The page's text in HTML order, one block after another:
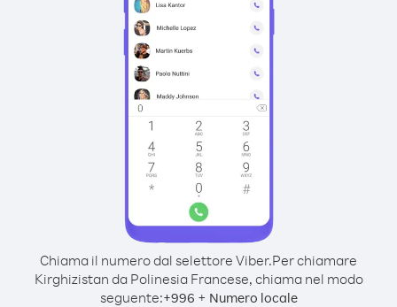
Chiama il numero dal selettore Viber.Per chiamare
Kirghizistan da Polinesia Francese, chiama nel modo
seguente:+996 + Numero locale